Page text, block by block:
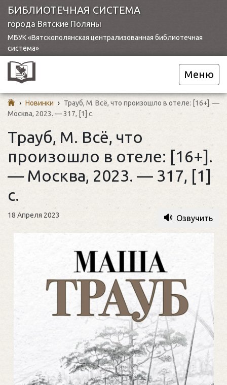
БИБЛИОТЕЧНАЯ СИСТЕМА
города Вятские Поляны
МБУК «Вятскополянская централизованная библиотечная
система»
Меню
› Новинки › Трауб, М. Всё, что произошло в отеле: [16+]. —
Москва, 2023. — 317, [1] с.
Трауб, М. Всё, что
произошло в отеле: [16+].
— Москва, 2023. — 317, [1]
с.
18 Апреля 2023 Озвучить